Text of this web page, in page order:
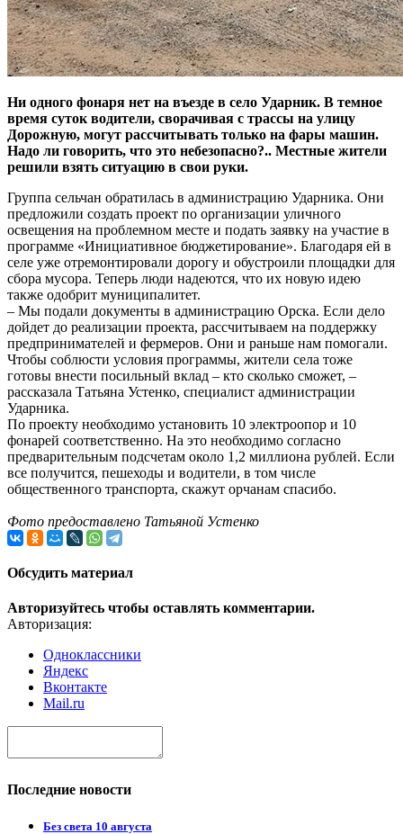
Ни одного фонаря нет на въезде в село Ударник. В темное
время суток водители, сворачивая с трассы на улицу
Дорожную, могут рассчитывать только на фары машин.
Надо ли говорить, что это небезопасно?.. Местные жители
решили взять ситуацию в свои руки.
Группа сельчан обратилась в администрацию Ударника. Они
предложили создать проект по организации уличного
освещения на проблемном месте и подать заявку на участие в
программе «Инициативное бюджетирование». Благодаря ей в
селе уже отремонтировали дорогу и обустроили площадки для
сбора мусора. Теперь люди надеются, что их новую идею
также одобрит муниципалитет.
– Мы подали документы в администрацию Орска. Если дело
дойдет до реализации проекта, рассчитываем на поддержку
предпринимателей и фермеров. Они и раньше нам помогали.
Чтобы соблюсти условия программы, жители села тоже
готовы внести посильный вклад – кто сколько сможет, –
рассказала Татьяна Устенко, специалист администрации
Ударника.
По проекту необходимо установить 10 электроопор и 10
фонарей соответственно. На это необходимо согласно
предварительным подсчетам около 1,2 миллиона рублей. Если
все получится, пешеходы и водители, в том числе
общественного транспорта, скажут орчанам спасибо.
Фото предоставлено Татьяной Устенко
Обсудить материал
Авторизуйтесь чтобы оставлять комментарии.
Авторизация:
Одноклассники
Яндекс
Вконтакте
Mail.ru
Последние новости
Без света 10 августа